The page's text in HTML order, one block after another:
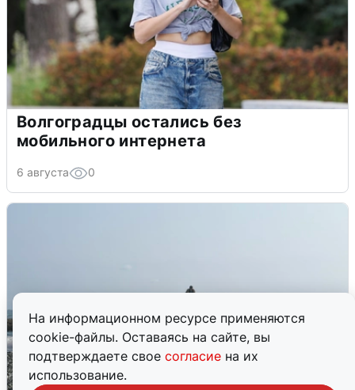
На информационном ресурсе применяются
cookie-файлы. Оставаясь на сайте, вы
подтверждаете свое согласие на их
использование.
Волгоградцы остались без
мобильного интернета
6 августа 0